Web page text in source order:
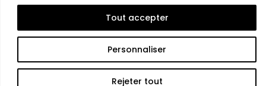
Personnaliser
Rejeter tout
Tout accepter